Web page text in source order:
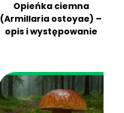
Opieńka ciemna
(Armillaria ostoyae) –
opis i występowanie